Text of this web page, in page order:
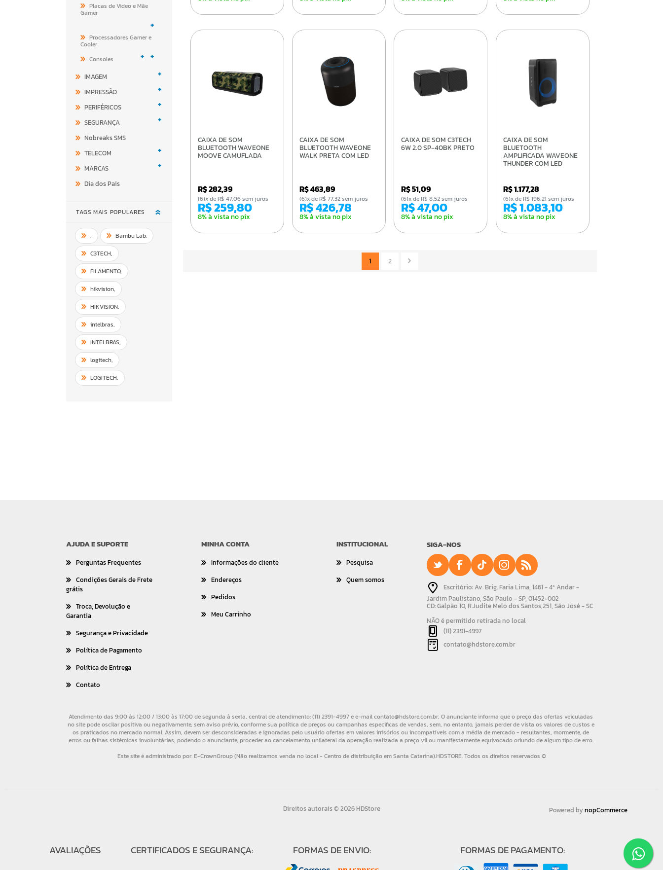
Placas de Video e Mãe
Gamer
+
Processadores Gamer e
Cooler
+
Consoles +
IMAGEM +
IMPRESSÃO +
PERIFÉRICOS +
SEGURANÇA +
Nobreaks SMS
TELECOM
+
MARCAS +
Dia dos Pais
TAGS MAIS POPULARES
, Bambu Lab,
C3TECH,
FILAMENTO,
hikvision,
HIKVISION,
intelbras,
INTELBRAS,
logitech,
LOGITECH,
CAIXA DE SOM
BLUETOOTH WAVEONE
MOOVE CAMUFLADA
R$ 282,39
R$ 259,80
8% à vista no pix
(6)x de R$ 47,06 sem juros
CAIXA DE SOM
BLUETOOTH WAVEONE
WALK PRETA COM LED
R$ 463,89
R$ 426,78
8% à vista no pix
(6)x de R$ 77,32 sem juros
CAIXA DE SOM C3TECH
6W 2.0 SP-40BK PRETO
R$ 51,09
R$ 47,00
8% à vista no pix
(6)x de R$ 8,52 sem juros
CAIXA DE SOM
BLUETOOTH
AMPLIFICADA WAVEONE
THUNDER COM LED
R$ 1.177,28
R$ 1.083,10
8% à vista no pix
(6)x de R$ 196,21 sem juros
1 2
AJUDA E SUPORTE
Perguntas Frequentes
Condições Gerais de Frete
grátis
Troca, Devolução e
Garantia
Segurança e Privacidade
Política de Pagamento
Política de Entrega
Contato
MINHA CONTA
Informações do cliente
Endereços
Pedidos
Meu Carrinho
INSTITUCIONAL
Pesquisa
Quem somos
SIGA-NOS
Escritório: Av. Brig. Faria Lima, 1461 - 4º Andar -
Jardim Paulistano, São Paulo - SP, 01452-002
CD: Galpão 10, R.Judite Melo dos Santos,251, São José - SC
NÃO é permitido retirada no local
(11) 2391-4997
contato@hdstore.com.br
Direitos autorais © 2026 HDStore Powered bynopCommerce
AVALIAÇÕES CERTIFICADOS E SEGURANÇA: FORMAS DE ENVIO: FORMAS DE PAGAMENTO: